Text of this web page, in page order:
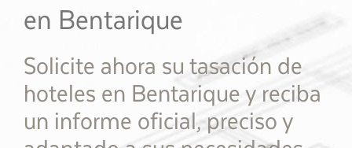
en Bentarique
Solicite ahora su tasación de
hoteles en Bentarique y reciba
un informe oficial, preciso y